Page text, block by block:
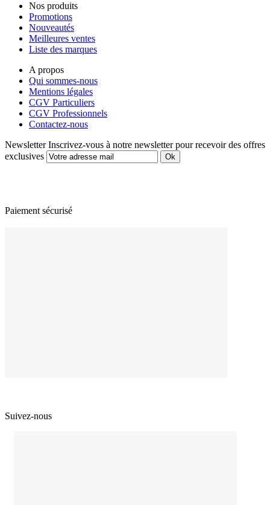
Nos produits
Promotions
Nouveautés
Meilleures ventes
Liste des marques
A propos
Qui sommes-nous
Mentions légales
CGV Particuliers
CGV Professionnels
Contactez-nous
Newsletter Inscrivez-vous à notre newsletter pour recevoir des offres
exclusives
Paiement sécurisé
Suivez-nous